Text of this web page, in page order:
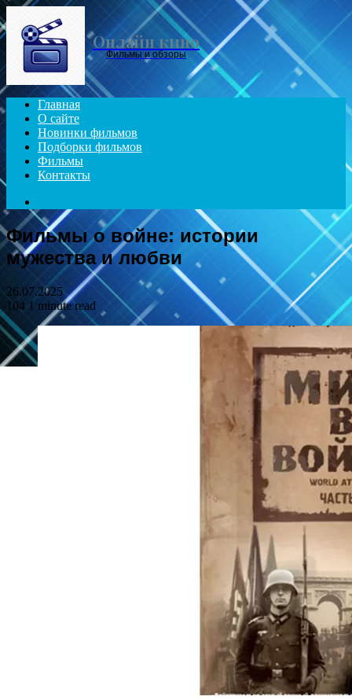
Menu
Онлайн кино
Фильмы и обзоры
Главная
О сайте
Новинки фильмов
Подборки фильмов
Фильмы
Контакты
for
Фильмы о войне: истории
мужества и любви
26.07.2025
104 1 minute read